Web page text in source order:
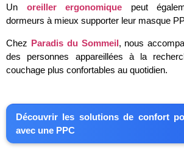
Un oreiller ergonomique peut
dormeurs à mieux supporter leur masque
Chez Paradis du Sommeil, nous
des personnes appareillées à la
couchage plus confortables au quotidien.
Découvrir les solutions de confort
avec une PPC